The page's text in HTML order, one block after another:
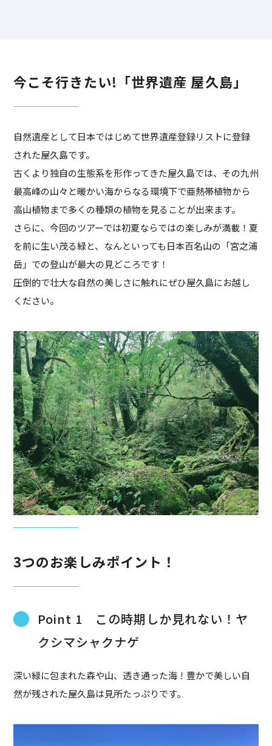
今こそ行きたい!「世界遺産 屋久島」
自然遺産として日本ではじめて世界遺産登録リストに登録
された屋久島です。
古くより独自の生態系を形作ってきた屋久島では、その九州
最高峰の山々と暖かい海からなる環境下で亜熱帯植物から
高山植物まで多くの種類の植物を見ることが出来ます。
さらに、今回のツアーでは初夏ならではの楽しみが満載！夏
を前に生い茂る緑と、なんといっても日本百名山の「宮之浦
岳」での登山が最大の見どころです！
圧倒的で壮大な自然の美しさに触れにぜひ屋久島にお越し
ください。
3つのお楽しみポイント！
Point 1 この時期しか見れない！ヤ
クシマシャクナゲ
深い緑に包まれた森や山、透き通った海！豊かで美しい自
然が残された屋久島は見所たっぷりです。